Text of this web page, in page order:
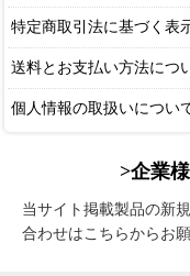
特定商取引法に基づく表
送料とお支払い方法につ
個人情報の取扱いについ
>企業
当サイト掲載製品の新
合わせはこちらからお